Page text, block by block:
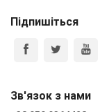
Підпишіться
Зв'язок з нами